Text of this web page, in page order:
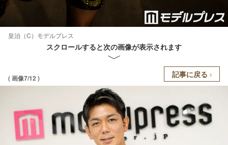
皇治（C）モデルプレス
スクロールすると次の画像が表示されます
( 画像7/12 ) 記事に戻る